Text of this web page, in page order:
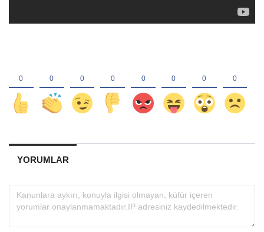
YORUMLAR